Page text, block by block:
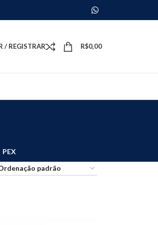
/ REGISTRAR R$0,00
PEX